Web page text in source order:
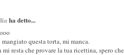
ha detto...
questa torta, mi manca.
resta che provare la tua ricettina, spero